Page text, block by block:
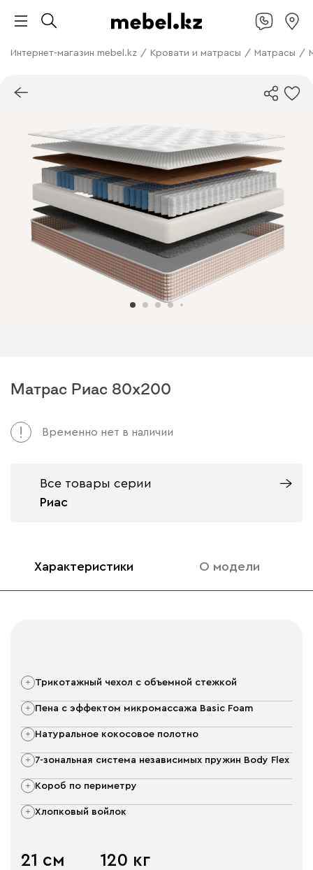
Интернет-магазин mebel.kz / Кровати и матрасы / Матрасы /
Матрас Риас 80x200
Временно нет в наличии
Все товары серии
Риас
Характеристики О модели
трикотажный чехол с объемной стежкой
пена с эффектом микромассажа Basic Foam
натуральное кокосовое полотно
7-зональная система независимых пружин Body Flex
короб по периметру
хлопковый войлок
21 см 120 кг